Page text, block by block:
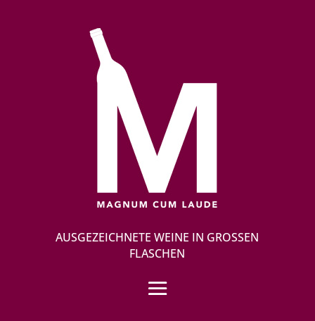
AUSGEZEICHNETE WEINE IN GROSSEN F
LASCHEN